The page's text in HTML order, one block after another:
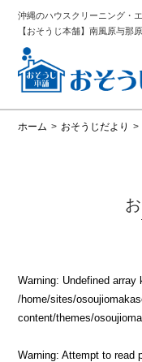
沖縄のハウスクリーニング・
【おそうじ本舗】南風原与那
ホーム > おそうじだより >
Warning: Undefined array
/home/sites/
content/themes/
Warning: Attempt to read